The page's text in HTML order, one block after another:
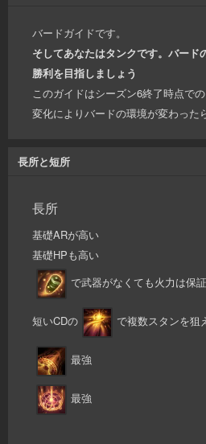
バードガイドです。
そしてあなたはタンクです。バード
勝利を目指しましょう
このガイドはシーズン6終了時点で
変化によりバードの環境が変わった
長所と短所
長所
基礎ARが高い
基礎HPも高い
で武器がなくても火力は保
短いCDの で複数スタンを狙
最強
最強